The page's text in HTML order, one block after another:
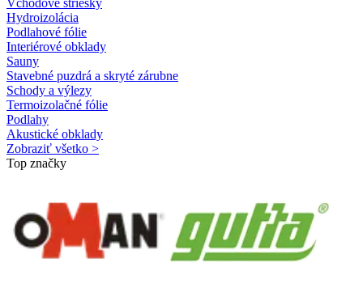
Vchodové striešky
Hydroizolácia
Podlahové fólie
Interiérové obklady
Sauny
Stavebné puzdrá a skryté zárubne
Schody a výlezy
Termoizolačné fólie
Podlahy
Akustické obklady
Zobraziť všetko >
Top značky